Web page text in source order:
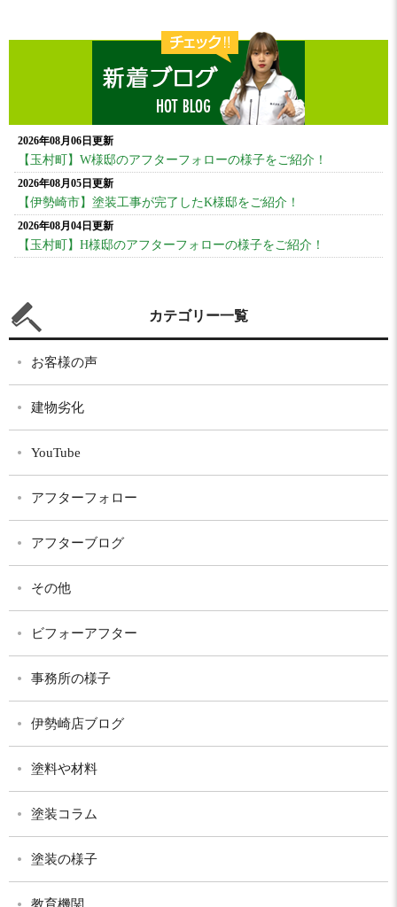
2026年08月06日更新
【玉村町】W様邸のアフターフォローの様子をご紹介！
2026年08月05日更新
【伊勢崎市】塗装工事が完了したK様邸をご紹介！
2026年08月04日更新
【玉村町】H様邸のアフターフォローの様子をご紹介！
カテゴリー一覧
お客様の声
建物劣化
YouTube
アフターフォロー
アフターブログ
その他
ビフォーアフター
事務所の様子
伊勢崎店ブログ
塗料や材料
塗装コラム
塗装の様子
教育機関